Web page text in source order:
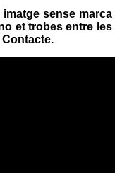
sense marca
et trobes entre les